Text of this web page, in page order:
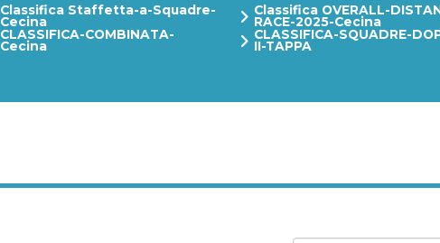
Classifica Staffetta-a-Squadre-
Cecina
Classifica OVERALL-
RACE-2025-Cecina
CLASSIFICA-COMBINATA-
Cecina
CLASSIFICA-SQUADRE-
II-TAPPA